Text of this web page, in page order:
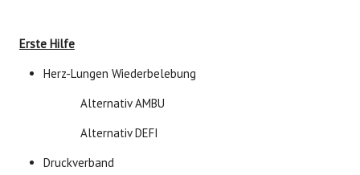
Erste Hilfe
Herz-Lungen Wiederbelebung
Alternativ AMBU
Alternativ DEFI
Druckverband